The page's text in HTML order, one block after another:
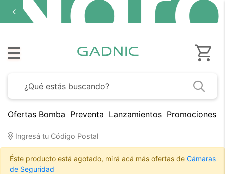
Ofertas Bomba Preventa Lanzamientos Promociones
Ingresá tu Código Postal
Éste producto está agotado, mirá acá más ofertas de Cámaras
de Seguridad